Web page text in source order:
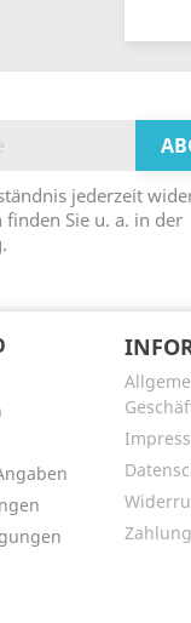
jederzeit
Sie u. a. in der